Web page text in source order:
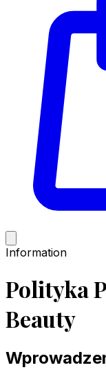
Information
Polityka
Beauty